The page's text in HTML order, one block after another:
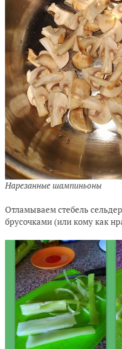
Нарезанные шампиньоны
Отламываем стебель
брусочками (или кому как